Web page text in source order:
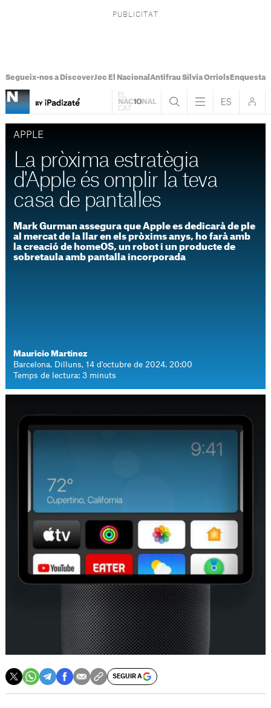
Segueix-nos a DiscoverJoc El Nacional Antifrau Sílvia OrriolsEnquesta
APPLE
La pròxima estratègia
d'Apple és omplir la teva
casa de pantalles
Mark Gurman assegura que Apple es dedicarà de ple
al mercat de la llar en els pròxims anys, ho farà amb
la creació de homeOS, un robot i un producte de
sobretaula amb pantalla incorporada
Mauricio Martínez
Barcelona. Dilluns, 14 d'octubre de 2024. 20:00
Temps de lectura: 3 minuts
SEGUIR A